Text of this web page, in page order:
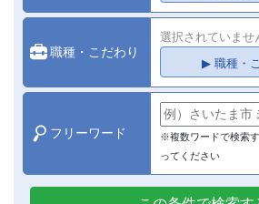
職種・こだわり
選択されていませ
▶ 職種・
フリーワード
※複数ワードで検索
ってください